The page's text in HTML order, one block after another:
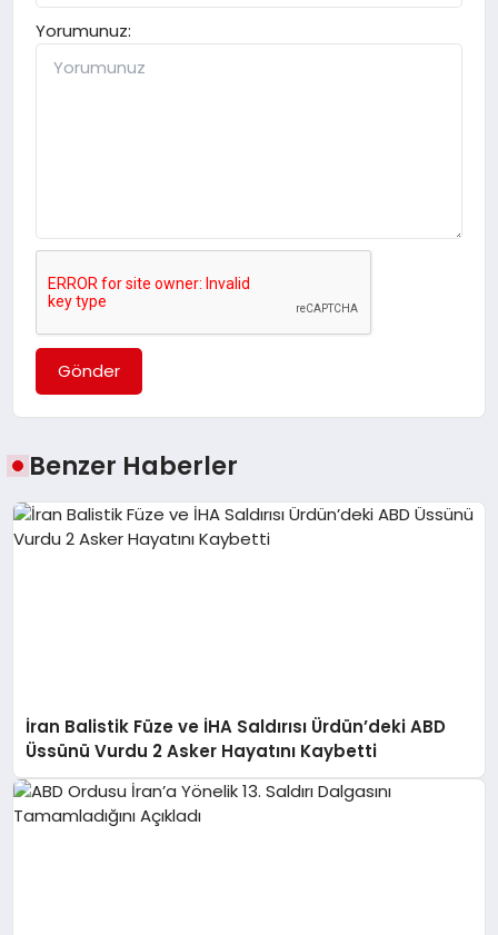
Yorumunuz:
Gönder
Benzer Haberler
İran Balistik Füze ve İHA Saldırısı Ürdün’deki ABD
Üssünü Vurdu 2 Asker Hayatını Kaybetti